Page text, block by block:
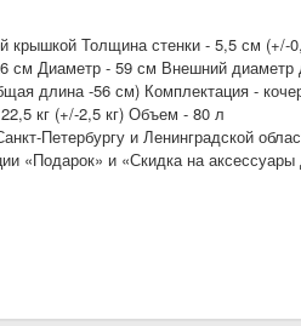
крышкой Толщина стенки - 5,5 см
см Диаметр - 59 см Внешний
длина -56 см) Комплектация -
кг (+/-2,5 кг) Объем - 80 л
Петербургу и Ленинградской
«Подарок» и «Скидка на